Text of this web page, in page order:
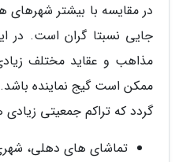
در مقایسه با بیشتر شهرهای
جایی نسبتا گران است. در
مذاهب و عقاید مختلف
ممکن است گیج نماینده
گردد که تراکم جمعیتی زیادی
تماشای های دهلی،